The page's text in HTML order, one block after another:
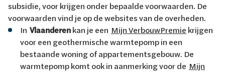
subsidie, voor krijgen onder bepaalde voorwaarden. De
voorwaarden vind je op de websites van de overheden.
In Vlaanderenkan je een Mijn VerbouwPremie krijgen
voor een geothermische warmtepomp in een
bestaande woning of appartementsgebouw. De
warmtepomp komt ook in aanmerking voor de Mijn